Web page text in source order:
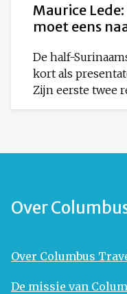
Maurice
moet eens
De half-
kort als
Zijn eerste twee
Over
Over Columbus
De missie van